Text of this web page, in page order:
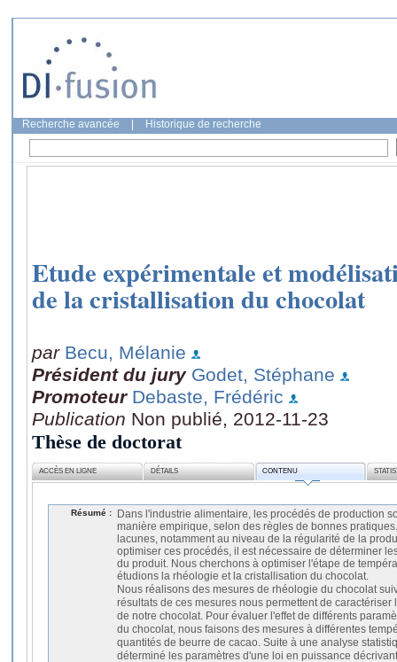
Recherche avancée Historique de recherche
Etude expérimentale et
de la cristallisation du chocolat
par Becu, Mélanie
Président du jury Godet, Stéphane
Promoteur Debaste, Frédéric
Publication Non publié, 2012-11-23
Thèse de doctorat
ACCÈS EN LIGNE DÉTAILS CONTENU
Résumé :
Dans l'industrie alimentaire, les procédés de production
manière empirique, selon des règles de bonnes
lacunes, notamment au niveau de la régularité de la
optimiser ces procédés, il est nécessaire de déterminer
du produit. Nous cherchons à optimiser l'étape de
étudions la rhéologie et la cristallisation du chocolat.
Nous réalisons des mesures de rhéologie du chocolat
résultats de ces mesures nous permettent de
de notre chocolat. Pour évaluer l'effet de différents
du chocolat, nous faisons des mesures à différentes
quantités de beurre de cacao. Suite à une analyse
déterminé les paramètres d'une loi en puissance